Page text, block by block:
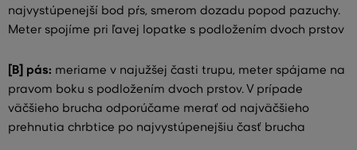
najvystúpenejší bod pŕs, smerom dozadu popod pazuchy.
Meter spojíme pri ľavej lopatke s podložením dvoch prstov
[B] pás: meriame v najužšej časti trupu, meter spájame na
pravom boku s podložením dvoch prstov. V prípade
väčšieho brucha odporúčame merať od najväčšieho
prehnutia chrbtice po najvystúpenejšiu časť brucha